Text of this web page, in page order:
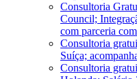
Consultoria
Council;
com parceria
Consultoria
Suíça;
Consultoria